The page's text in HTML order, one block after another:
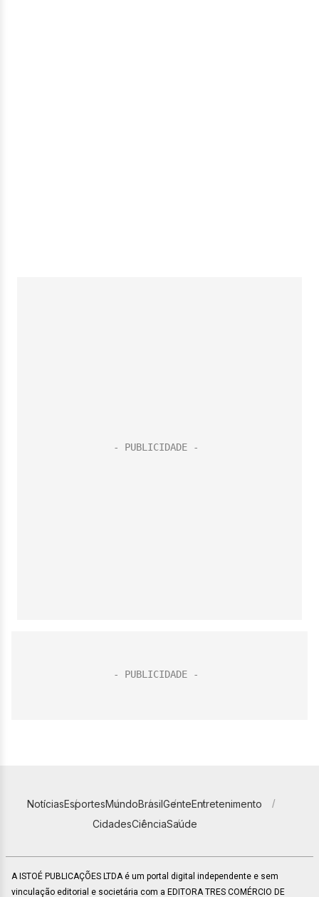
NotíciasEsportesMundoBrasilGenteEntretenimento
CidadesCiênciaSaúde
A ISTOÉ PUBLICAÇÕES LTDA é um portal digital independente e sem
vinculação editorial e societária com a EDITORA TRES COMÉRCIO DE